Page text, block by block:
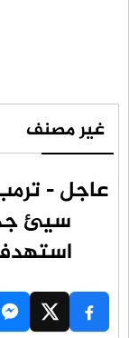
غير مصنف
عاجل -
سيئ